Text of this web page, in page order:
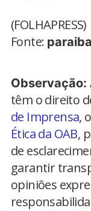
(FOLHAPRESS)
Fonte:
Observação:
têm o direito
de Imprensa, o
Ética da OAB,
de
garantir
opiniões